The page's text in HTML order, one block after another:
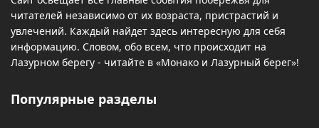
читателей независимо от их возраста, пристрастий и
увлечений. Каждый найдет здесь интересную для себя
информацию. Словом, обо всем, что происходит на
Лазурном берегу - читайте в «Монако и Лазурный берег»!
Популярные разделы